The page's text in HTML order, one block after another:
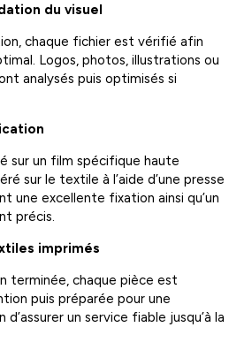
du visuel
chaque fichier est vérifié afin
Logos, photos, illustrations ou
analysés puis optimisés si
sur un film spécifique haute
sur le textile à l’aide d’une presse
une excellente fixation ainsi qu’un
précis.
imprimés
terminée, chaque pièce est
puis préparée pour une
un service fiable jusqu’à la